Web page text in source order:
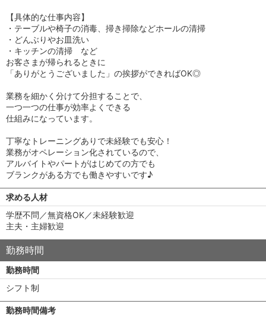
【具体的な仕事内容】
・テーブルや椅子の消毒、掃き掃除などホールの清掃
・どんぶりやお皿洗い
・キッチンの清掃 など
お客さまが帰られるときに
「ありがとうございました」の挨拶ができればOK◎
業務を細かく分けて分担することで、
一つ一つの仕事が効率よくできる
仕組みになっています。
丁寧なトレーニングありで未経験でも安心！
業務がオペレーション化されているので、
アルバイトやパートがはじめての方でも
ブランクがある方でも働きやすいです♪
求める人材
学歴不問／無資格OK／未経験歓迎
主夫・主婦歓迎
勤務時間
勤務時間
シフト制
勤務時間備考